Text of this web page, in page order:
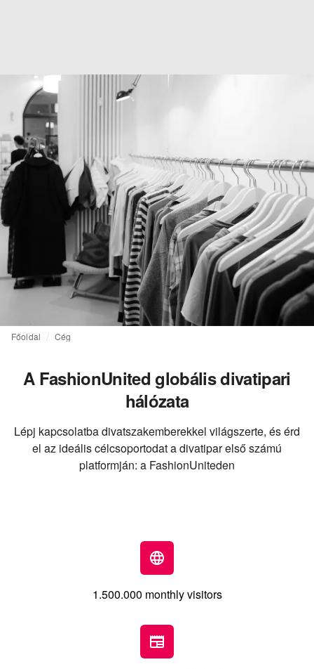
Főoldal Cég
A FashionUnited globális divatipari
hálózata
Lépj kapcsolatba divatszakemberekkel világszerte, és érd
el az ideális célcsoportodat a divatipar első számú
platformján: a FashionUniteden
1.500.000 monthly visitors